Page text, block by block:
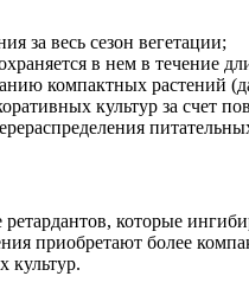
за весь сезон вегетации;
в нем в течение
компактных растений
культур за счет
которые
приобретают более
культур.